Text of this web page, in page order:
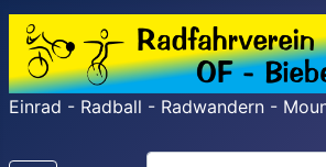
Einrad - Radball - Radwandern -